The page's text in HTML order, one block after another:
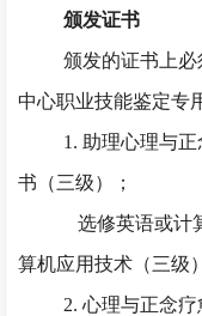
颁发证书
颁发的证书上必
中心职业技能鉴定专
1. 助理心理与
书（三级）；
选修英语或计
算机应用技术（三级
2. 心理与正念